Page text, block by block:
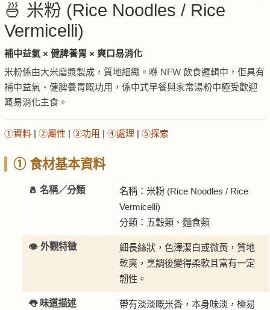
🍜 米粉 (Rice Noodles / Rice
Vermicelli)
補中益氣 × 健脾養胃 × 爽口易消化
米粉係由大米磨漿製成，質地細緻。喺 NFW 飲食邏輯中，佢具有
補中益氣、健脾養胃嘅功用，係中式早餐與家常湯粉中極受歡迎
嘅易消化主食。
①資料 | ②屬性 | ③功用 | ④處理 | ⑤探索
① 食材基本資料
🧂 名稱／分類
名稱：米粉 (Rice Noodles / Rice
Vermicelli)
分類：五穀類、麵食類
👁️ 外觀特徵
細長絲狀，色澤潔白或微黃，質地
乾爽，烹調後變得柔軟且富有一定
韌性。
👅 味道描述
帶有淡淡嘅米香，本身味淡，極易